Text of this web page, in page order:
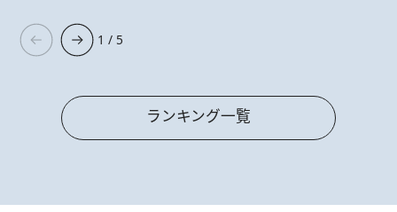
1 / 5
ランキング一覧